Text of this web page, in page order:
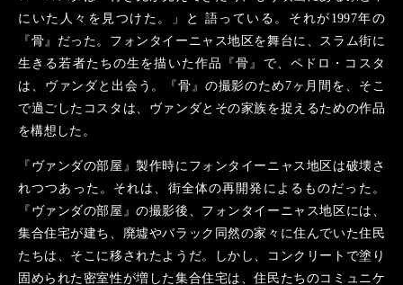
にいた人々を見つけた。」と 語っている。それが1997年の
『骨』だった。フォンタイーニャス地区を舞台に、スラム街に
生きる若者たちの生を描いた作品『骨』で、ペドロ・コスタ
は、ヴァンダと出会う。『骨』の撮影のため7ヶ月間を、そこ
で過ごしたコスタは、ヴァンダとその家族を捉えるための作品
を構想した。
『ヴァンダの部屋』製作時にフォンタイーニャス地区は破壊さ
れつつあった。それは、街全体の再開発によるものだった。
『ヴァンダの部屋』の撮影後、フォンタイーニャス地区には、
集合住宅が建ち、廃墟やバラック同然の家々に住んでいた住民
たちは、そこに移されたようだ。しかし、コンクリートで塗り
固められた密室性が増した集合住宅は、住民たちのコミュニケ